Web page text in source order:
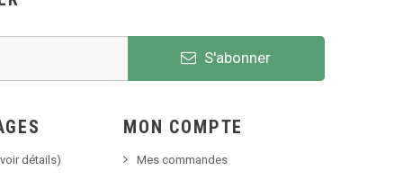
S'abonner
détails)
MON COMPTE
Mes commandes